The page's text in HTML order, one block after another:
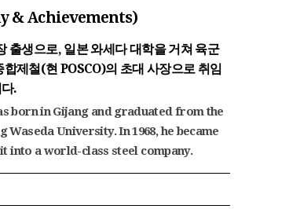
& Achievements)
출생으로, 일본 와세다 대학을 거쳐 육군
제철(현 POSCO)의 초대 사장으로 취임
.
born in Gijang and graduated from the
University. In 1968, he became
into a world-class steel company.